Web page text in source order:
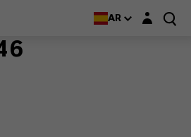
AR Login layer